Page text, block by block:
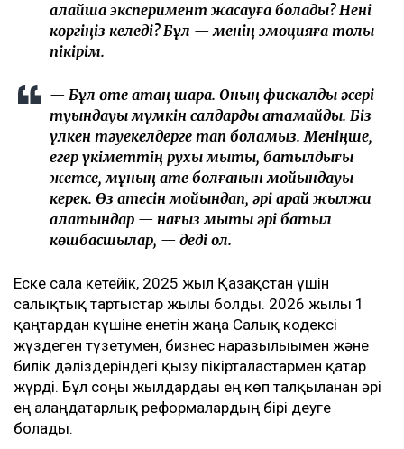
қалайша эксперимент жасауға болады? Нені
көргіңіз келеді? Бұл — менің эмоцияға толы
пікірім.
— Бұл өте қатаң шара. Оның фискалдық әсері
туындауы мүмкін салдарды ақтамайды. Біз
үлкен тәуекелдерге тап боламыз. Меніңше,
егер үкіметтің рухы мықты, батылдығы
жетсе, мұның қате болғанын мойындауы
керек. Өз қатесін мойындап, әрі қарай жылжи
алатындар — нағыз мықты әрі батыл
көшбасшылар, — деді ол.
Еске сала кетейік, 2025 жыл Қазақстан үшін
салықтық тартыстар жылы болды. 2026 жылғы 1
қаңтардан күшіне енетін жаңа Салық кодексі
жүздеген түзетумен, бизнес наразылығымен және
билік дәліздеріндегі қызу пікірталастармен қатар
жүрді. Бұл соңғы жылдардағы ең көп талқыланған әрі
ең алаңдатарлық реформалардың бірі деуге
болады.